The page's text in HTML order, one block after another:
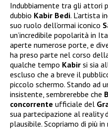
Indubbiamente tra gli attori
dubbio Kabir Bedi. L’artista
suo ruolo dell’ormai iconico
un’incredibile popolarità in
aperte numerose porte, e
ha preso parte nel corso
qualche tempo Kabir si sia
escluso che a breve il
piccolo schermo. Stando ad
insistente, sembrerebbe che
concorrente ufficiale del
sua partecipazione al reality
plausibile. Scopriamo di più